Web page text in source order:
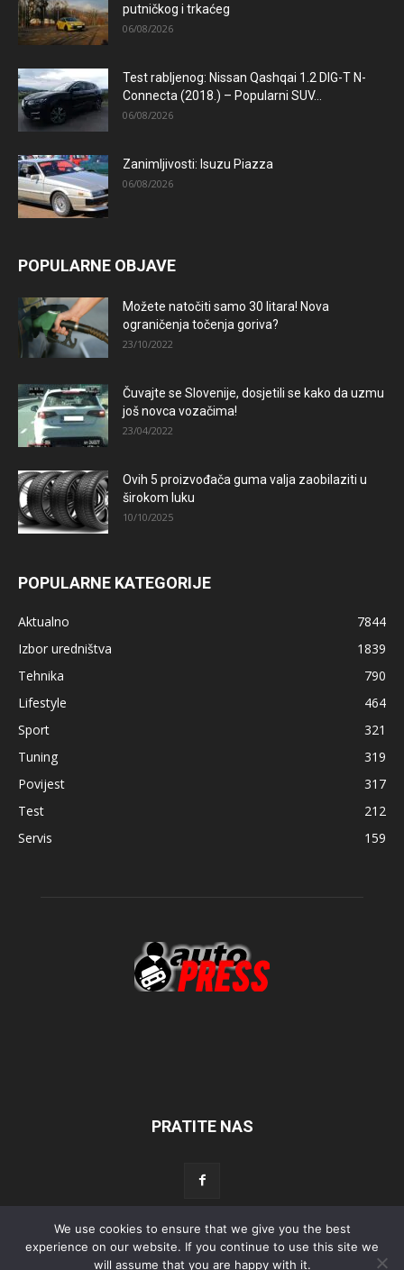
putničkog i trkaćeg
06/08/2026
Test rabljenog: Nissan Qashqai 1.2 DIG-T N-
Connecta (2018.) – Popularni SUV...
06/08/2026
Zanimljivosti: Isuzu Piazza
06/08/2026
POPULARNE OBJAVE
Možete natočiti samo 30 litara! Nova
ograničenja točenja goriva?
23/10/2022
Čuvajte se Slovenije, dosjetili se kako da uzmu
još novca vozačima!
23/04/2022
Ovih 5 proizvođača guma valja zaobilaziti u
širokom luku
10/10/2025
POPULARNE KATEGORIJE
Aktualno
7844
Izbor uredništva
1839
Tehnika
790
Lifestyle
464
Sport
321
Tuning
319
Povijest
317
Test
212
Servis
159
PRATITE NAS
Početna Aktualno Test Tehnika Servis Tuning
Sport
Lifestyle
Povijest
We use cookies to ensure that we give you the best
experience on our website. If you continue to use this site we
will assume that you are happy with it.